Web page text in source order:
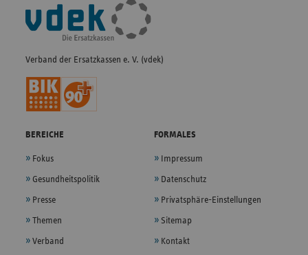
Fußleisten-
Navigation
Verband der Ersatzkassen e. V. (vdek)
BEREICHE
Fokus
Gesundheitspolitik
Presse
Themen
Verband
FORMALES
Impressum
Datenschutz
Privatsphäre-Einstellungen
Sitemap
Kontakt